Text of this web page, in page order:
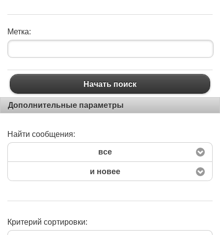
Метка:
Начать поиск
Дополнительные параметры
Найти сообщения:
все
и новее
Критерий сортировки: